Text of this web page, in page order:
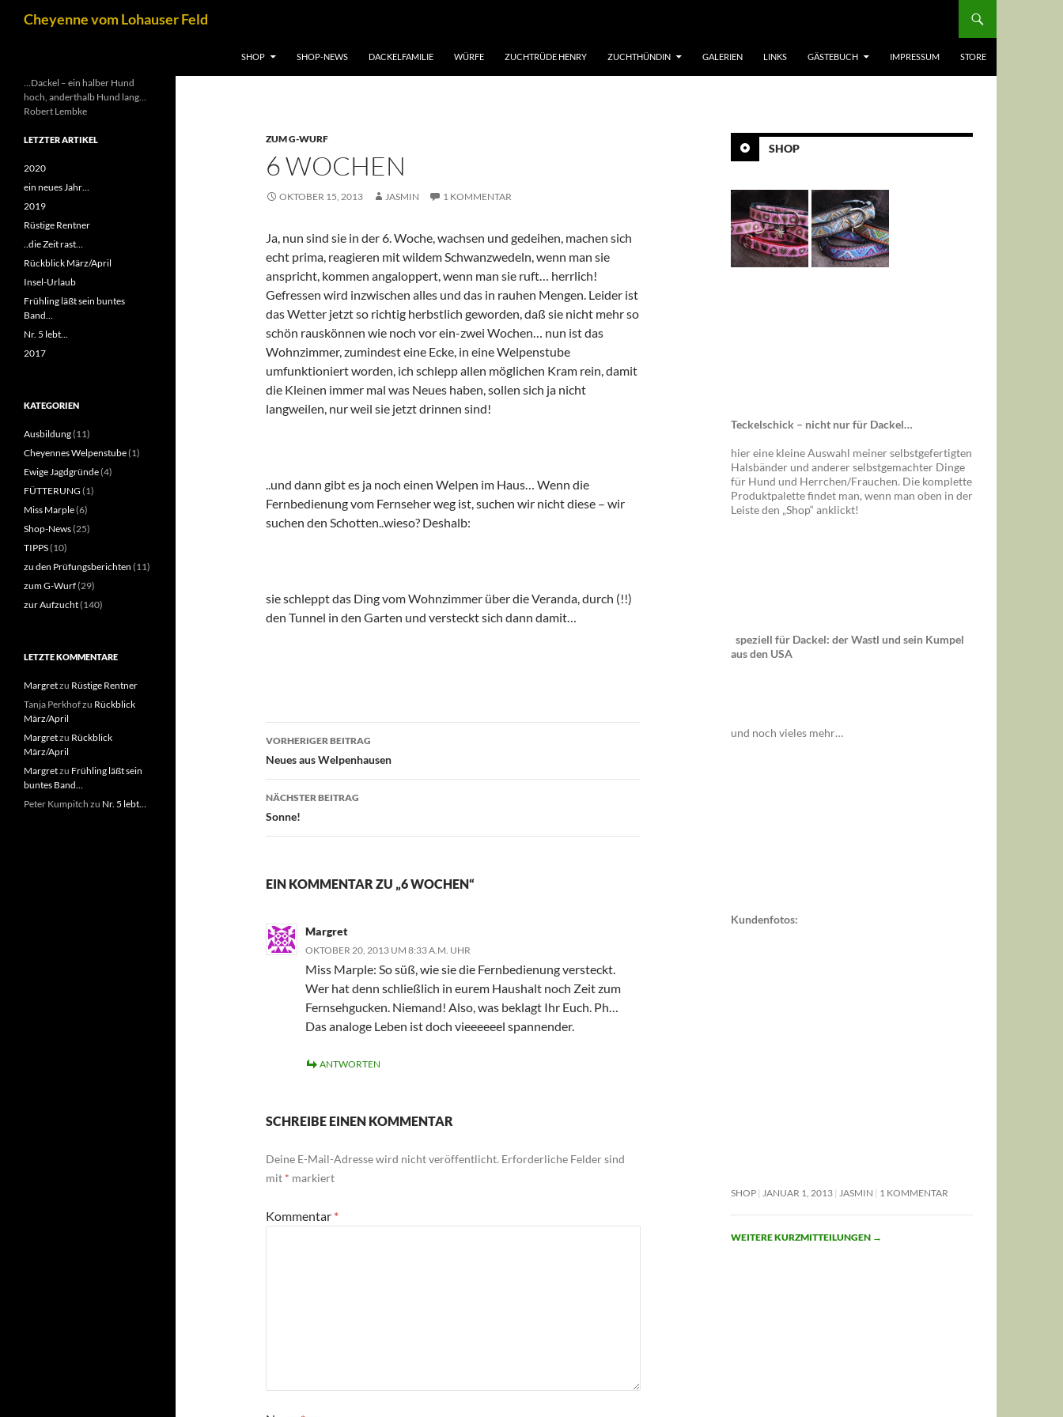
InhaltCheyenne vom Lohauser Feld
SHOP SHOP-NEWS DACKELFAMILIE WÜRFE ZUCHTRÜDE HENRY ZUCHTHÜNDIN GALERIEN LINKS GÄSTEBUCH IMPRESSUM STORE
ZUM G-WURF
6 WOCHEN
OKTOBER 15, 2013 JASMIN 1 KOMMENTAR
Ja, nun sind sie in der 6. Woche, wachsen und gedeihen, machen sich
echt prima, reagieren mit wildem Schwanzwedeln, wenn man sie
anspricht, kommen angaloppert, wenn man sie ruft… herrlich!
Gefressen wird inzwischen alles und das in rauhen Mengen. Leider ist
das Wetter jetzt so richtig herbstlich geworden, daß sie nicht mehr so
schön rauskönnen wie noch vor ein-zwei Wochen… nun ist das
Wohnzimmer, zumindest eine Ecke, in eine Welpenstube
umfunktioniert worden, ich schlepp allen möglichen Kram rein, damit
die Kleinen immer mal was Neues haben, sollen sich ja nicht
langweilen, nur weil sie jetzt drinnen sind!
..und dann gibt es ja noch einen Welpen im Haus… Wenn die
Fernbedienung vom Fernseher weg ist, suchen wir nicht diese – wir
suchen den Schotten..wieso? Deshalb:
sie schleppt das Ding vom Wohnzimmer über die Veranda, durch (!!)
den Tunnel in den Garten und versteckt sich dann damit…
Beitragsnavigation
VORHERIGER BEITRAG
Neues aus Welpenhausen
NÄCHSTER BEITRAG
Sonne!
EIN KOMMENTAR ZU „6 WOCHEN“
Margret
OKTOBER 20, 2013 UM 8:33 A.M. UHR
Miss Marple: So süß, wie sie die Fernbedienung versteckt.
Wer hat denn schließlich in eurem Haushalt noch Zeit zum
Fernsehgucken. Niemand! Also, was beklagt Ihr Euch. Ph…
Das analoge Leben ist doch vieeeeeel spannender.
ANTWORTEN
SCHREIBE EINEN KOMMENTAR
Deine E-Mail-Adresse wird nicht veröffentlicht. Erforderliche Felder sind
mit * markiert
Kommentar *
SHOP
Teckelschick – nicht nur für Dackel…
hier eine kleine Auswahl meiner selbstgefertigten
Halsbänder und anderer selbstgemachter Dinge
für Hund und Herrchen/Frauchen. Die komplette
Produktpalette findet man, wenn man oben in der
Leiste den „Shop“ anklickt!
speziell für Dackel: der Wastl und sein Kumpel
aus den USA
und noch vieles mehr…
Kundenfotos:
SHOP JANUAR 1, 2013 JASMIN 1 KOMMENTAR
WEITERE KURZMITTEILUNGEN →
…Dackel – ein halber Hund
hoch, anderthalb Hund lang…
Robert Lembke
LETZTER ARTIKEL
2020
ein neues Jahr…
2019
Rüstige Rentner
..die Zeit rast…
Rückblick März/April
Insel-Urlaub
Frühling läßt sein buntes
Band…
Nr. 5 lebt…
2017
KATEGORIEN
Ausbildung(11)
Cheyennes Welpenstube(1)
Ewige Jagdgründe(4)
FÜTTERUNG (1)
Miss Marple(6)
Shop-News(25)
TIPPS(10)
zu den Prüfungsberichten (11)
zum G-Wurf(29)
zur Aufzucht(140)
LETZTE KOMMENTARE
Margretzu Rüstige Rentner
Tanja Perkhofzu Rückblick
März/April
Margretzu Rückblick
März/April
Margretzu Frühling läßt sein
buntes Band…
Peter Kumpitch zu Nr. 5 lebt…